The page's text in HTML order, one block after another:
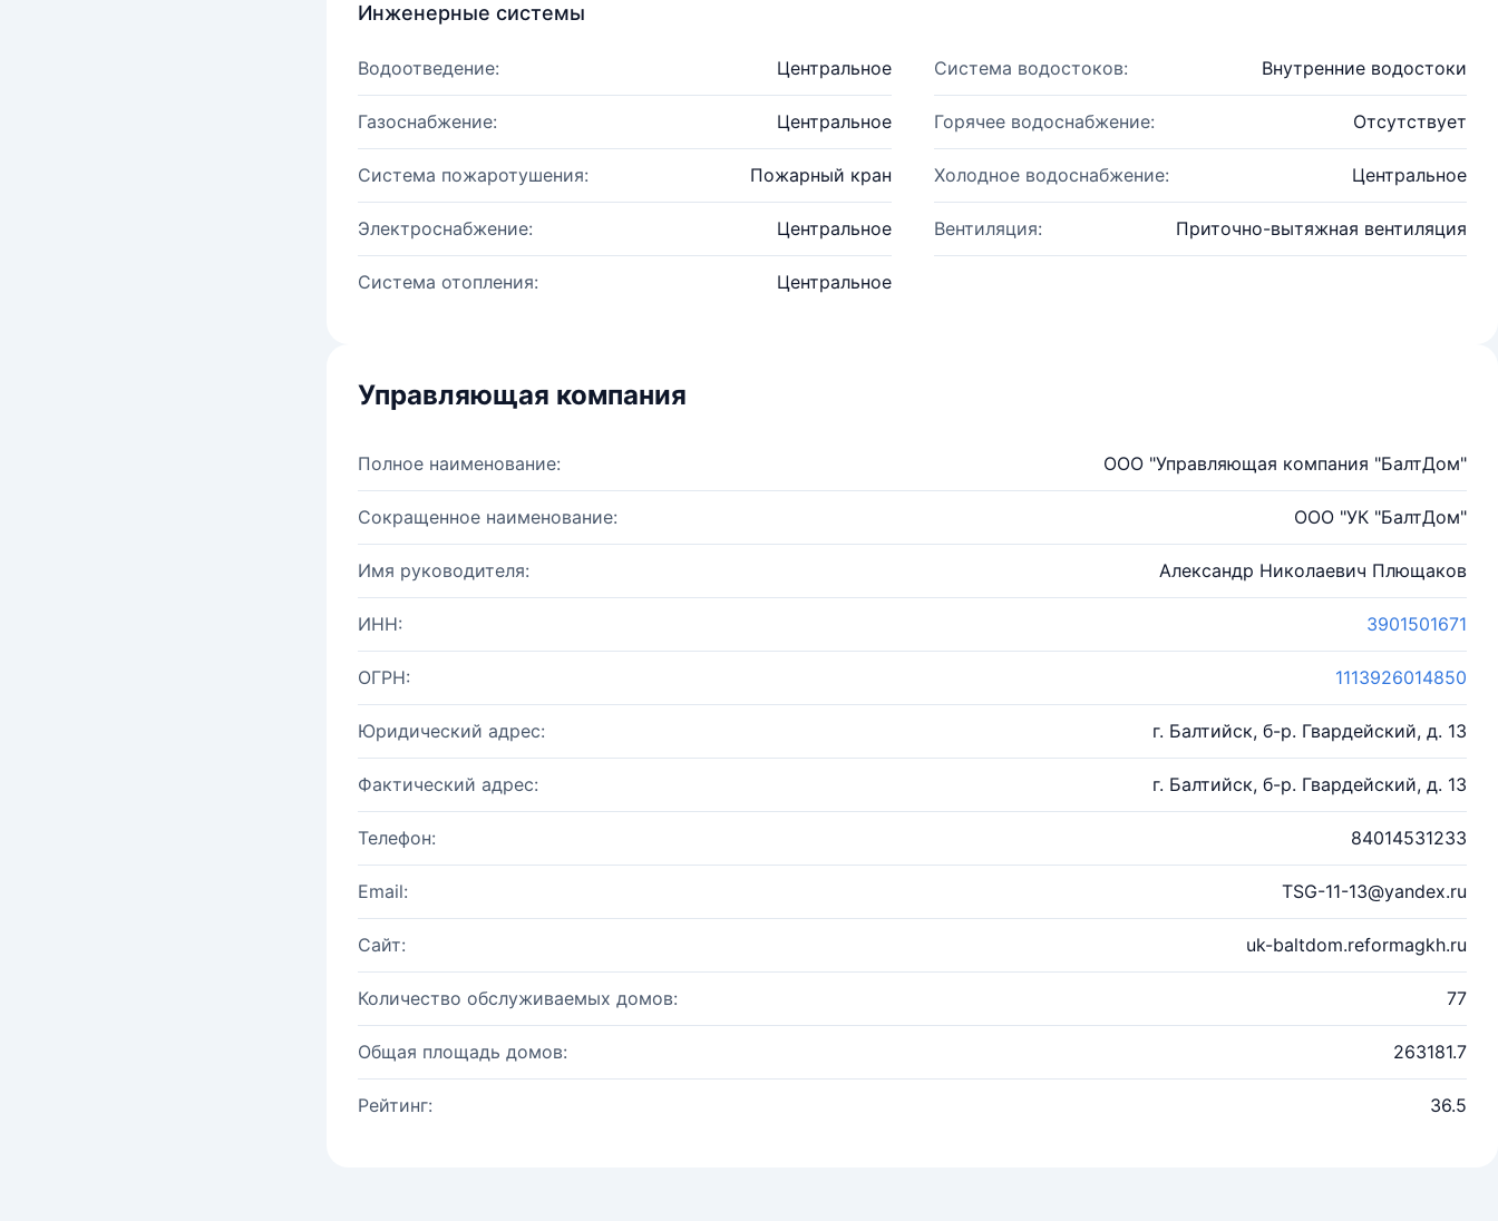
Инженерные системы
Водоотведение: Центральное Система водостоков: Внутренние водостоки
Газоснабжение: Центральное Горячее водоснабжение: Отсутствует
Система пожаротушения: Пожарный кран Холодное водоснабжение: Центральное
Электроснабжение: Центральное Вентиляция: Приточно-вытяжная вентиляция
Система отопления: Центральное
Управляющая компания
Полное наименование: ООО "Управляющая компания "БалтДом"
Сокращенное наименование: ООО "УК "БалтДом"
Имя руководителя: Александр Николаевич Плющаков
ИНН: 3901501671
ОГРН: 1113926014850
Юридический адрес: г. Балтийск, б-р. Гвардейский, д. 13
Фактический адрес: г. Балтийск, б-р. Гвардейский, д. 13
Телефон: 84014531233
Email: TSG-11-13@yandex.ru
Сайт: uk-baltdom.reformagkh.ru
Количество обслуживаемых домов: 77
Общая площадь домов: 263181.7
Рейтинг: 36.5